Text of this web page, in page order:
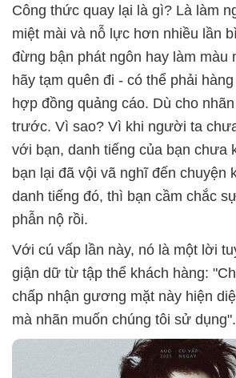
Công thức quay lại là gì? Là làm
miệt mài và nỗ lực hơn nhiều lần
đừng bận phát ngôn hay làm màu
hãy tạm quên đi - có thể phải
hợp đồng quảng cáo. Dù cho
trước. Vì sao? Vì khi người ta
với bạn, danh tiếng của bạn chưa
bạn lại đã vội vã nghĩ đến chuyện
danh tiếng đó, thì bạn cầm chắc
phẫn nộ rồi.
Với cú vấp lần này, nó là một lời
giận dữ từ tập thể khách hàng:
chấp nhận gương mặt này hiện
mà nhãn muốn chúng tôi sử dụng".